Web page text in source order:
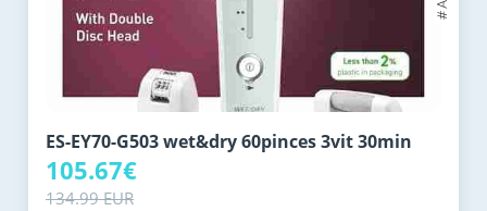
ES-EY70-G503 wet&dry 60pinces 3vit 30min
105.67€
134.99 EUR